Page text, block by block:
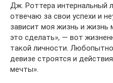
Дж. Роттера интернальный
отвечаю за свои успехи и
зависит моя жизнь и жизнь
это сделать», — вот
такой личности.
девизе строятся и
мечты».